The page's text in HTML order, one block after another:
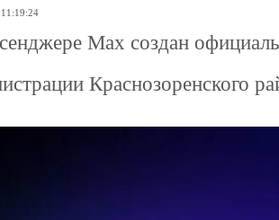
Max создан
Краснозоренского